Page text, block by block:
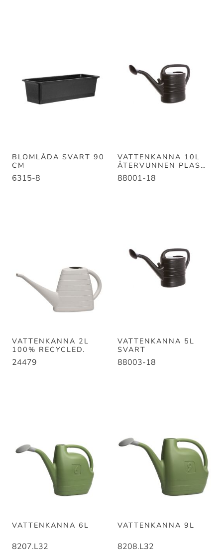
BLOMLÅDA SVART 90
CM
6315-8
VATTENKANNA 10L
ÅTERVUNNEN PLAST
SVART
88001-18
VATTENKANNA 2L
100% RECYCLED.
24479
VATTENKANNA 5L
SVART
88003-18
VATTENKANNA 6L
8207.L32
VATTENKANNA 9L
8208.L32